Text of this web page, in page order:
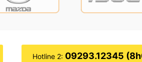
xảy ra.
Hotline 2: 09293.12345